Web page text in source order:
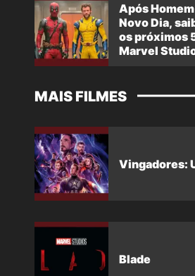
Após
Novo Dia,
os próximos
Marvel
MAIS FILMES
Vingadores:
Blade